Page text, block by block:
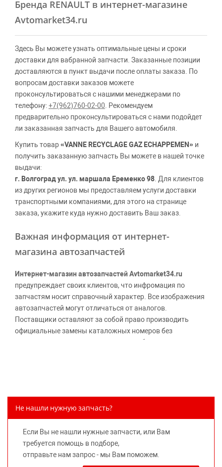
Бренда RENAULT в интернет-магазине
Avtomarket34.ru
Здесь Вы можете узнать оптимальные цены и сроки
доставки для вабранной запчасти. Заказанные позиции
доставляются в пункт выдачи после оплаты заказа. По
вопросам доставки заказов можете
проконсультироваться с нашими менеджерами по
телефону:+7(962)760-02-00 . Рекомендуем
предварительно проконсультироваться с нами подойдет
ли заказанная запчасть для Вашего автомобиля.
Купить товар«VANNE RECYCLAGE GAZ ECHAPPEMEN» и
получить заказанную запчасть Вы можете в нашей точке
выдачи:
г. Волгоград ул. ул. маршала Еременко 98 . Для клиентов
из других регионов мы предоставляем услуги доставки
транспортными компаниями, для этого на странице
заказа, укажите куда нужно доставить Ваш заказ.
Важная информация от интернет-
магазина автозапчастей
Интернет-магазин автозапчастей Avtomarket34.ru
предупреждает своих клиентов, что инфромация по
запчастям носит справочный характер. Все изображения
автозапчастей могут отличаться от аналогов.
Поставщики оставляют за собой право производить
официальные замены каталожных номеров без
дополнительного уведомления дистрибьюторов, что
части к той или иной марке автомобиля, то есть на
предлагаемых к продаже запасных частей для
автомобилей и их производителей, не нарушает права
правообладателей указанных товарных знаков.
Не нашли нужную запчасть?
Если Вы не нашли нужные запчасти, или Вам
требуется помощь в подборе,
отправьте нам запрос - мы Вам поможем.